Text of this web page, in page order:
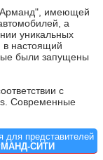
имеющей
а
уникальных
в настоящий
были запущены
с
Современные
обеспечение -
уровень
для представителей
СИТИ